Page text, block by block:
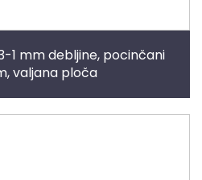
1 mm debljine, pocinčani
valjana ploča